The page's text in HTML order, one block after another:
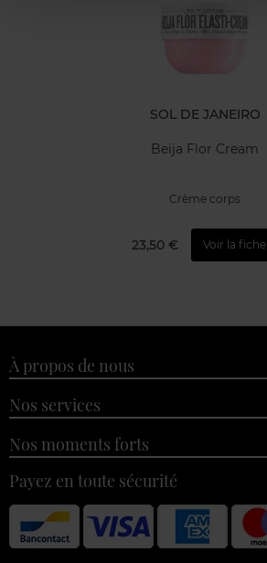
SOL DE JANEIRO
Beija Flor Cream
Crème corps
23,50 € Voir la fiche
À propos de nous
Nos services
Nos moments forts
Payez en toute sécurité